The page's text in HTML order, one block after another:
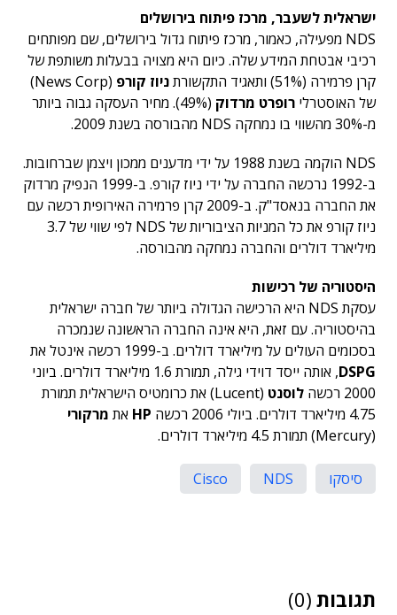
ישראלית לשעבר, מרכז פיתוח בירושלים
NDS מפעילה, כאמור, מרכז פיתוח גדול בירושלים, שם מפותחים
רכיבי אבטחת המידע שלה. כיום היא מצויה בבעלות משותפת של
קרן פרמירה (51%) ותאגיד התקשורת
ניוז קורפ
(News Corp)
של האוסטרלי רופרט מרדוק
(49%). מחיר העסקה גבוה ביותר
מ-30% מהשווי בו נמחקה NDS מהבורסה בשנת 2009.
NDS הוקמה בשנת 1988 על ידי מדענים ממכון ויצמן שברחובות.
ב-1992 נרכשה החברה על ידי ניוז קורפ. ב-1999 הנפיק מרדוק
את החברה בנאסד"ק. ב-2009 קרן פרמירה האירופית רכשה עם
ניוז קורפ את כל המניות הציבוריות של NDS לפי שווי של 3.7
מיליארד דולרים והחברה נמחקה מהבורסה.
היסטוריה של רכישות
עסקת NDS היא הרכישה הגדולה ביותר של חברה ישראלית
בהיסטוריה. עם זאת, היא אינה החברה הראשונה שנמכרה
בסכומים העולים על מיליארד דולרים. ב-1999 רכשה אינטל את
DSPG
, אותה ייסד דוידי גילה, תמורת 1.6 מיליארד דולרים. ביוני
2000 רכשה
לוסנט
(Lucent) את כרומטיס הישראלית תמורת
4.75 מיליארד דולרים. ביולי 2006 רכשה
HP את מרקורי
(Mercury) תמורת 4.5 מיליארד דולרים.
סיסקו NDS
Cisco
תגובות (0)